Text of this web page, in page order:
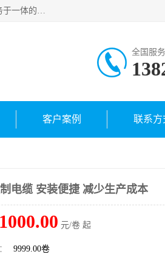
广东广星珠江电缆实业有限公司是一家广东广星珠江电缆厂家主营：广东广星珠江电缆，集线缆研发、生产销售、服务于一体的生产企业。公司自创立以来，确立了“广星珠江电缆，您的一站式采购”的战略发展口号，明确了将广星珠江打造成“线缆产品种类覆盖较广较全、质量较优、服务较好的大型综合性*化生产企业”的发展目标。
全国服
客户案例 联系方
电缆 安装便捷 减少生产成本
1000.00 元/卷 起
9999.00卷